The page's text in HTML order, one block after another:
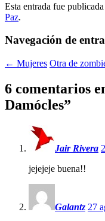
Esta entrada fue publicada
Paz.
Navegación de
← Mujeres Otra de
6 comentarios
Damócles”
Jair Rivera
jejejeje buena!!
Galantz 27